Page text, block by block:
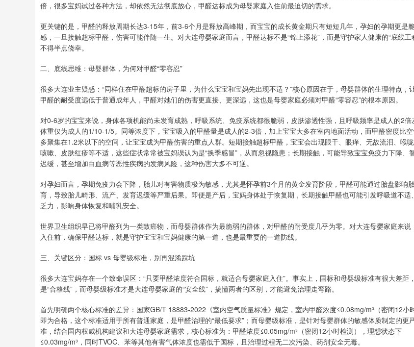
倍，很多宝妈试过各种方法，却依然无法彻底放心，甲醛达标成为母婴家庭入住前最迫切的需求。
更关键的是，甲醛的释放周期长达3-15年，前3-6个月是释放高峰期，而宝宝的成长黄金期只有短短几年，孕妇的孕期更是
感，一旦接触超标甲醛，伤害可能伴随一生。对大连母婴家庭而言，甲醛达标不是“锦上添花”，而是守护家人健康的“底线工
不得半点侥幸。
二、底线思维：母婴群体，为何对甲醛“零容忍”
很多大连业主疑惑：“同样住在甲醛超标的房子里，为什么宝宝和宝妈先出现不适？”核心原因在于，母婴群体的生理特点，
甲醛的耐受度远低于普通成年人，甲醛对她们的伤害更直接、更深远，这也是母婴家庭必须对甲醛“零容忍”的根本原因。
对0-6岁的宝宝来说，身体各项机能尚未发育成熟，呼吸系统、免疫系统都很脆弱，皮肤渗透性强，且呼吸频率是成人的2倍
体重仅为成人的1/10-1/5。同等浓度下，宝宝吸入的甲醛量是成人的2-3倍，加上宝宝大多在室内地面活动，而甲醛密度比空
多聚集在1.2米以下的空间，让宝宝成为甲醛伤害的重点人群。短期接触超标甲醛，宝宝会出现眼干、眼痒、无故流泪、喉咙
咳嗽、皮肤红疹等不适，这些症状常常被宝妈误认为是“换季感冒”，从而忽视隐患；长期接触，可能导致宝宝免疫力下降、
迟缓，甚至增加白血病等恶性疾病的发病风险，这种伤害大多不可逆。
对孕妇而言，孕期免疫力会下降，胎儿对有害物质极为敏感，尤其是怀孕前3个月的黄金发育阶段，甲醛可能通过胎盘影响
育，导致胎儿畸形、流产、发育迟缓等严重后果。即便是产后，宝妈身体处于恢复期，长期接触甲醛也可能引发呼吸道不适
乏力，影响身体恢复和哺乳安全。
世界卫生组织早已将甲醛列为一类致癌物，而母婴群体作为最脆弱的群体，对甲醛的耐受度几乎为零。对大连母婴家庭来说
入住前，确保甲醛达标，就是守护宝宝和宝妈健康的第一道，也是最重要的一道防线。
三、关键区分：国标 vs 母婴级标准，别再混淆踩坑
很多大连宝妈存在一个致命误区：“只要甲醛浓度符合国标，就适合母婴家庭入住”。事实上，国标和母婴级标准有很大差距
是“合格线”，而母婴级标准才是大连母婴家庭的“安全线”，搞懂两者的区别，才能避免治理走弯路。
首先明确两个核心标准的差异：国家GB/T 18883-2022《室内空气质量标准》规定，室内甲醛浓度≤0.08mg/m³（密闭12小
即为合格，这个标准适用于所有普通家庭，是甲醛治理的“最低要求”；而母婴级标准，是针对母婴群体的敏感体质制定的更
准，结合国内权威机构建议和大连母婴家庭需求，核心标准为：甲醛浓度≤0.05mg/m³（密闭12小时检测），理想状态下
≤0.03mg/m³，同时TVOC、苯等其他有害气体浓度也需低于国标，且治理过程无二次污染、药剂安全无毒。